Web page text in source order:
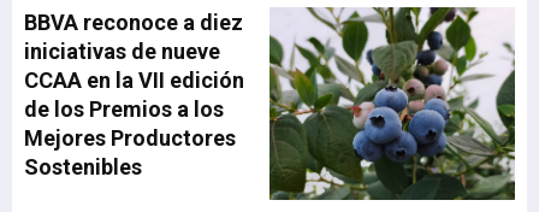
de la operadora vasca
desde su creación hasta su
integración en MásMóvil,
compartiendo las
principales decisiones
estratégicas que marcaron
su trayectoria y las
BBVA reconoce a diez
iniciativas de nueve
CCAA en la VII edición
de los Premios a los
Mejores Productores
Sostenibles